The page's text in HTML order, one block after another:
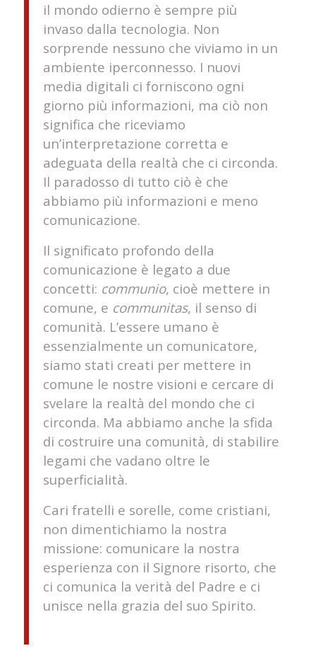
il mondo odierno è sempre più
invaso dalla tecnologia. Non
sorprende nessuno che viviamo in un
ambiente iperconnesso. I nuovi
media digitali ci forniscono ogni
giorno più informazioni, ma ciò non
significa che riceviamo
un’interpretazione corretta e
adeguata della realtà che ci circonda.
Il paradosso di tutto ciò è che
abbiamo più informazioni e meno
comunicazione.
Il significato profondo della
comunicazione è legato a due
concetti: communio, cioè mettere in
comune, e communitas, il senso di
comunità. L’essere umano è
essenzialmente un comunicatore,
siamo stati creati per mettere in
comune le nostre visioni e cercare di
svelare la realtà del mondo che ci
circonda. Ma abbiamo anche la sfida
di costruire una comunità, di stabilire
legami che vadano oltre le
superficialità.
Cari fratelli e sorelle, come cristiani,
non dimentichiamo la nostra
missione: comunicare la nostra
esperienza con il Signore risorto, che
ci comunica la verità del Padre e ci
unisce nella grazia del suo Spirito.